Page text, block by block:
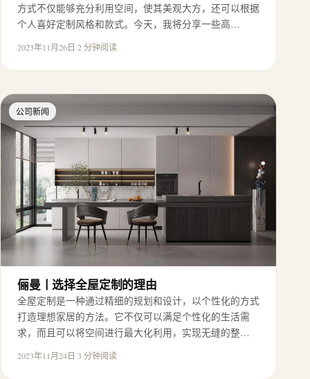
方式不仅能够充分利用空间，使其美观大方，还可以根据
个人喜好定制风格和款式。今天，我将分享一些高…
2023年11月26日·2 分钟阅读
公司新闻
俪曼丨选择全屋定制的理由
全屋定制是一种通过精细的规划和设计，以个性化的方式
打造理想家居的方法。它不仅可以满足个性化的生活需
求，而且可以将空间进行最大化利用，实现无缝的整…
2023年11月24日·3 分钟阅读